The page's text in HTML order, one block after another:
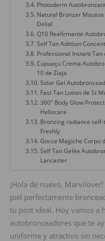
Photoderm
Natural Bronzer
Delial
Q10 Reafirmante
Self Tan Adittion
Professional Instant Tan
Cupuaçu Crema
10 de Ziaja
Solar Gel
Fast Tan Lotion de St
360º Body Glow
Heliocare
Bronzing radiance
Freshly
Gocce Magiche Corpo
Self Tan Gelée
Lancaster
¡Hola de nuevo,
piel perfectamente
tu post ideal. Hoy vamos a
autobronceadores que te
uniforme y atractivo sin